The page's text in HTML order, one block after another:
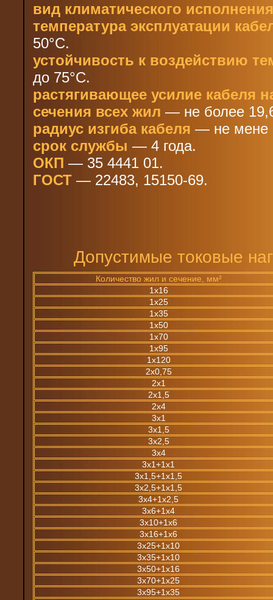
вид климатического
температура эксплуатации
50°С.
устойчивость к воздействию
до 75°С.
растягивающее усилие кабеля
сечения всех жил — не более
радиус изгиба кабеля — не мене
срок службы — 4 года.
ОКП — 35 4441 01.
ГОСТ — 22483, 15150-69.
Допустимые токовые
Количество жил и сечение, мм²
1х16
1х25
1х35
1х50
1х70
1х95
1х120
2х0,75
2х1
2х1,5
2х4
3х1
3х1,5
3х2,5
3х4
3х1+1х1
3х1,5+1х1,5
3х2,5+1х1,5
3х4+1х2,5
3х6+1х4
3х10+1х6
3х16+1х6
3х25+1х10
3х35+1х10
3х50+1х16
3х70+1х25
3х95+1х35